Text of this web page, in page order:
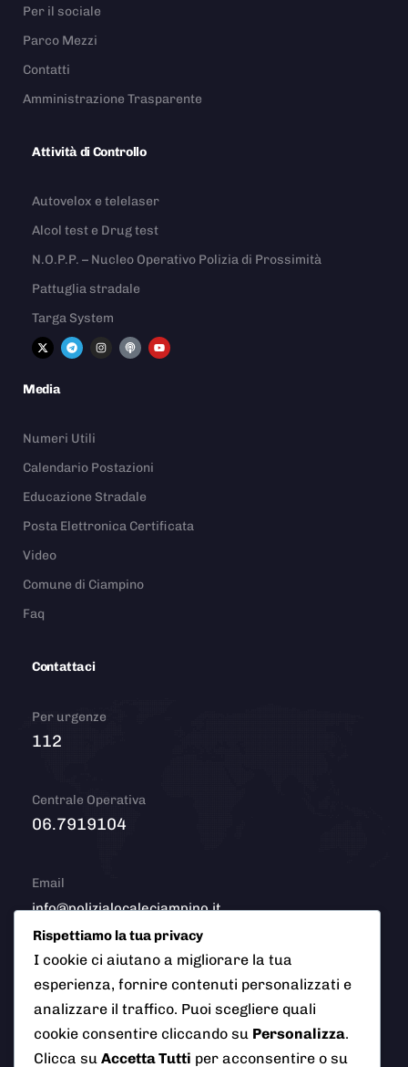
Per il sociale
Parco Mezzi
Contatti
Amministrazione Trasparente
Attività di Controllo
Autovelox e telelaser
Alcol test e Drug test
N.O.P.P. – Nucleo Operativo Polizia di Prossimità
Pattuglia stradale
Targa System
Media
Numeri Utili
Calendario Postazioni
Educazione Stradale
Posta Elettronica Certificata
Video
Comune di Ciampino
Faq
Contattaci
Per urgenze
112
Centrale Operativa
06.7919104
Email
info@polizialocaleciampino.it
© 2026 Polizia Locale del Comune di Ciampino (Roma). Tutti
i diritti riservati
Rispettiamo la tua privacy
I cookie ci aiutano a migliorare la tua
esperienza, fornire contenuti personalizzati e
analizzare il traffico. Puoi scegliere quali
cookie consentire cliccando su Personalizza.
Clicca su Accetta Tutti per acconsentire o su